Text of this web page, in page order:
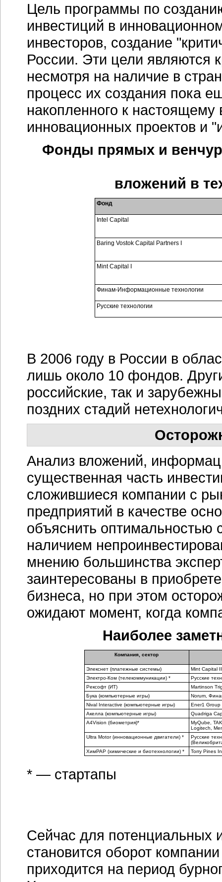
Цель программы по
инвестиций в
инвесторов, создание
России. Эти цели являются
несмотря на наличие в
процесс их создания пока
накопленного к
инновационных проектов и
Фонды прямых и
вложений в
Фонд
Intel Capital
Baring Vostok Capital Partners I
Mint Capital I
Финам-Информационные технологии
Русские технологии
В 2006 году в России в
лишь около 10 фондов.
российские, так и
поздних стадий
Анализ вложений,
существенная часть
сложившиеся компании с
предприятий в качестве
объяснить оптимальностью
наличием
мнению большинства
заинтересованы в
бизнеса, но при этом
ожидают момент, когда
Наиболее
Компания, сектор
Элекснет (платежные системы)
Mint Capital II
Электро-Ком (телекоммуникации) *
Русские
Рексофт (ИТ)
Martinson
Бука (компьютерные игры)
Norum,
Nival Interactive (компьютерные игры)
Ener1 Group
Акелла (компьютерные игры)
Quadriga
A4Vision (биометрия)*
MyQube,
Logitech,
Ultra Motor (инновационные двигатели) *
Русские
XимРАР (химические и биотехнологии) *
Torry Pines
* — стартапы
Сейчас для потенциальных
становится оборот
приходится на период